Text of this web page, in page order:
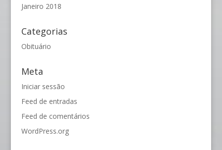
Janeiro 2018
Categorias
Obituário
Meta
Iniciar sessão
Feed de entradas
Feed de comentários
WordPress.org